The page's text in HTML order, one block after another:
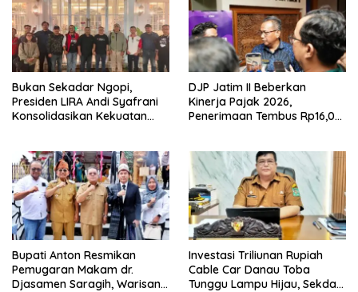
Bukan Sekadar Ngopi,
Presiden LIRA Andi Syafrani
Konsolidasikan Kekuatan
DJP Jatim II Beberkan
Kinerja Pajak 2026,
Penerimaan Tembus Rp16,08
Bupati Anton Resmikan
Pemugaran Makam dr.
Djasamen Saragih, Warisan
Investasi Triliunan Rupiah
Cable Car Danau Toba
Tunggu Lampu Hijau, Sekda